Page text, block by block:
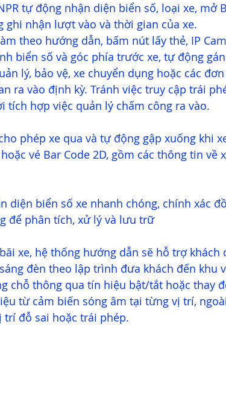
tự động nhận diện biển số, loại xe, mở
ghi nhận lượt vào và thời gian của xe.
theo hướng dẫn, bấm nút lấy thẻ, IP
biển số và góc phía trước xe, tự động
lý, bảo vệ, xe chuyển dụng hoặc các
ra vào định kỳ. Tránh việc truy cập trái
tích hợp việc quản lý chấm công ra vào.
phép xe qua và tự động gập xuống khi
vé Bar Code 2D, gồm các thông tin về
diện biển số xe nhanh chóng, chính xác
để phân tích, xử lý và lưu trữ
xe, hệ thống hướng dẫn sẽ hỗ trợ khách
đèn theo lập trình đưa khách đến khu
chỗ thông qua tín hiệu bật/tắt hoặc thay
từ cảm biến sóng âm tại từng vị trí,
trí đỗ sai hoặc trái phép.